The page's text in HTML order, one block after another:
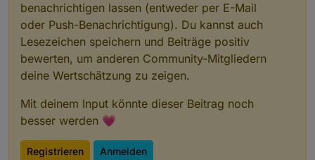
benachrichtigen lassen (entweder per E-Mail
oder Push-Benachrichtigung). Du kannst auch
Lesezeichen speichern und Beiträge positiv
bewerten, um anderen Community-Mitgliedern
deine Wertschätzung zu zeigen.
Mit deinem Input könnte dieser Beitrag noch
besser werden 💗
Registrieren Anmelden